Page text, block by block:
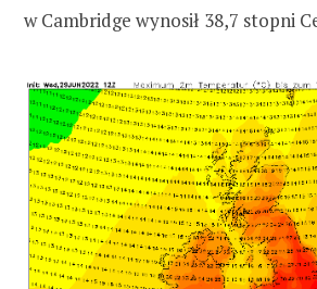
w Cambridge wynosił 38,7 stopni